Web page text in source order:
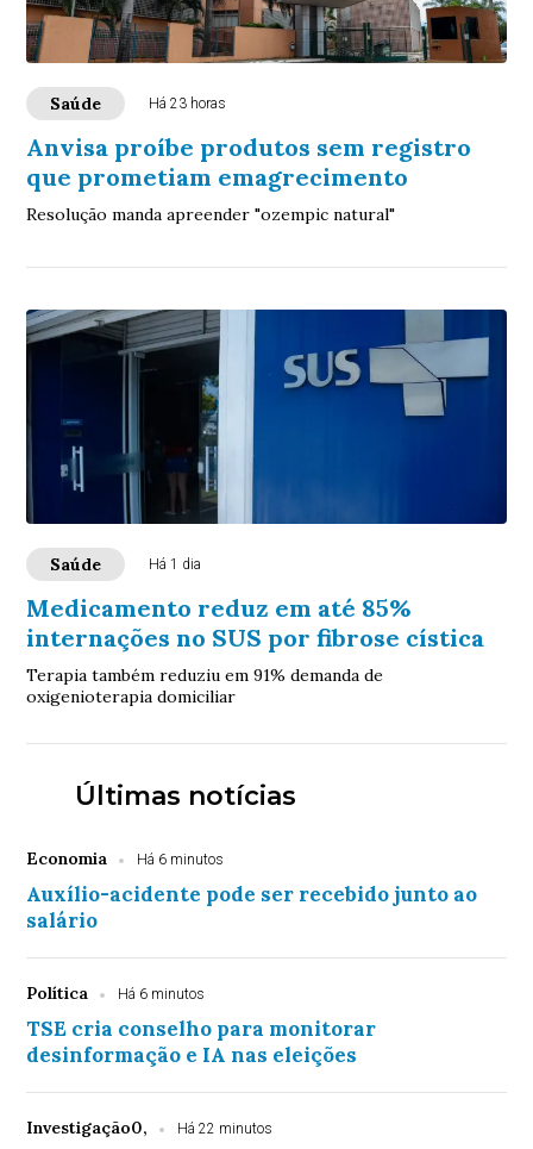
Saúde Há 23 horas
Anvisa proíbe produtos sem registro
que prometiam emagrecimento
Resolução manda apreender "ozempic natural"
Saúde Há 1 dia
Medicamento reduz em até 85%
internações no SUS por fibrose cística
Terapia também reduziu em 91% demanda de
oxigenioterapia domiciliar
Últimas notícias
Economia Há 6 minutos
Auxílio-acidente pode ser recebido junto ao
salário
Política Há 6 minutos
TSE cria conselho para monitorar
desinformação e IA nas eleições
Investigação0, Há 22 minutos